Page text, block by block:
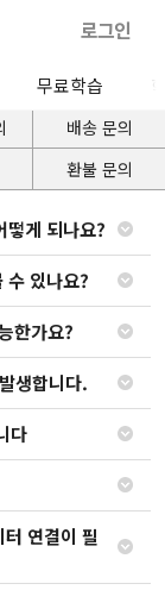
로그인
무료학습
배송 문의
환불 문의
떻게 되나요?
수 있나요?
한가요?
생합니다.
다
연결이 필